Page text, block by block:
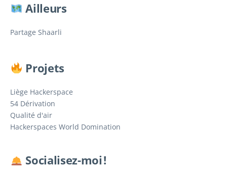
Ailleurs
Partage Shaarli
Projets
Liège Hackerspace
54 Dérivation
Qualité d'air
Hackerspaces World Domination
Socialisez-moi !